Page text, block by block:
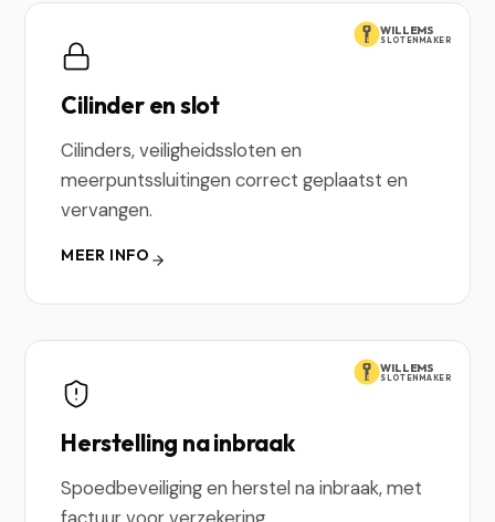
WILLEMS
SLOTENMAKER
Cilinder en slot
Cilinders, veiligheidssloten en
meerpuntssluitingen correct geplaatst en
vervangen.
MEER INFO
WILLEMS
SLOTENMAKER
Herstelling na inbraak
Spoedbeveiliging en herstel na inbraak, met